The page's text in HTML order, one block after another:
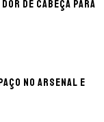
de cabeça para
no Arsenal e